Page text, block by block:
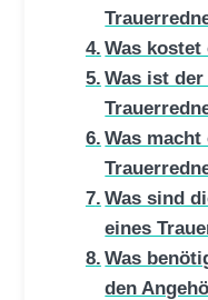
Was kostet
Was ist
Was
Was sind
eines
Was
den